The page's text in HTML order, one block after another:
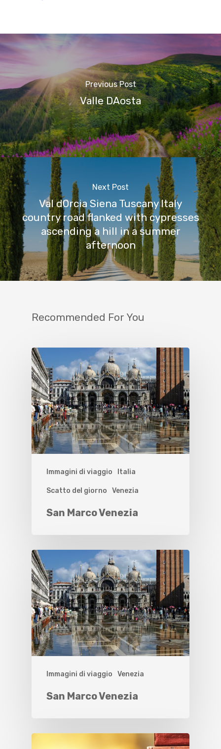
Previous Post
Valle DAosta
Next Post
Val dOrcia Siena Tuscany Italy
country road flanked with cypresses
ascending a hill in a summer
afternoon
Recommended For You
Immagini di viaggio Italia
Scatto del giorno Venezia
San Marco Venezia
Immagini di viaggio Venezia
San Marco Venezia